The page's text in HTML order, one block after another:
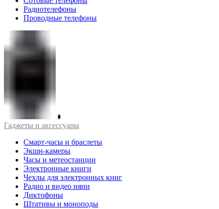
Радиотелефоны
Проводные телефоны
Гаджеты и аксессуары
Смарт-часы и браслеты
Экшн-камеры
Часы и метеостанции
Электронные книги
Чехлы для электронных книг
Радио и видео няни
Диктофоны
Штативы и моноподы